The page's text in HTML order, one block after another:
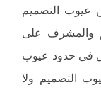
عيوب التصميم
والمشرف على
في حدود عيوب
التصميم ولا